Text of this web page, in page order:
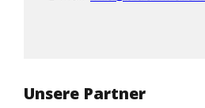
Unsere Partner